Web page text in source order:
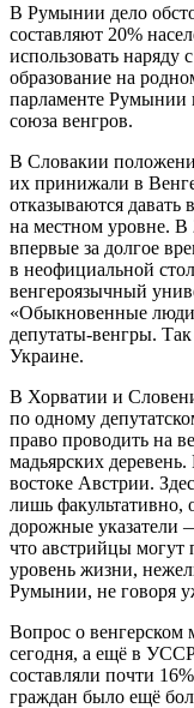
В Румынии дело
составляют 20%
использовать
образование на
парламенте Румынии
союза венгров.
В Словакии
их принижали в
отказываются давать
на местном уровне. В
впервые за долгое
в неофициальной
венгероязычный
«Обыкновенные люди
депутаты-венгры.
Украине.
В Хорватии и
по одному
право проводить на
мадьярских
востоке Австрии.
лишь факультативно,
дорожные указатели
что австрийцы могут
уровень жизни,
Румынии, не говоря
Вопрос о венгерском
сегодня, а ещё в
составляли почти
граждан было ещё